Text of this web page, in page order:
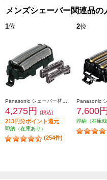
メンズシェーバー関連品の
1位
4,275円 (税込)
213円分ポイント還元
即納（在庫あり）
(254件)
2位
7,600円
即納（在庫残